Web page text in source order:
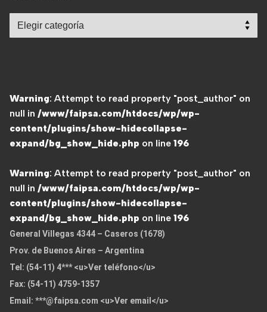
Warning: Attempt to read property "post_author" on
null in /www/faipsa.com/htdocs/wp/wp-
content/plugins/show-hidecollapse-
expand/bg_show_hide.php on line 196
Warning: Attempt to read property "post_author" on
null in /www/faipsa.com/htdocs/wp/wp-
content/plugins/show-hidecollapse-
expand/bg_show_hide.php on line 196
General Villegas 4344 – Caseros (1678)
Prov. de Buenos Aires – Argentina
Tel: (54-11) 4*** <u>Ver teléfono</u>
Fax: (54-11) 4759-1357
Email: ***@faipsa.com <u>Ver email</u>